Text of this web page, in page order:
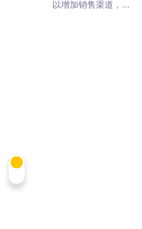
以增加销售渠道，...